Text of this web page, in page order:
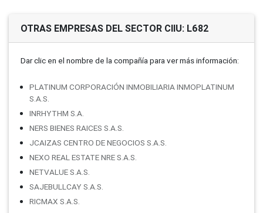
OTRAS EMPRESAS DEL SECTOR CIIU: L682
Dar clic en el nombre de la compañí­a para ver más información:
PLATINUM CORPORACIÓN INMOBILIARIA INMOPLATINUM
S.A.S.
INRHYTHM S.A.
NERS BIENES RAICES S.A.S.
JCAIZAS CENTRO DE NEGOCIOS S.A.S.
NEXO REAL ESTATE NRE S.A.S.
NETVALUE S.A.S.
SAJEBULLCAY S.A.S.
RICMAX S.A.S.